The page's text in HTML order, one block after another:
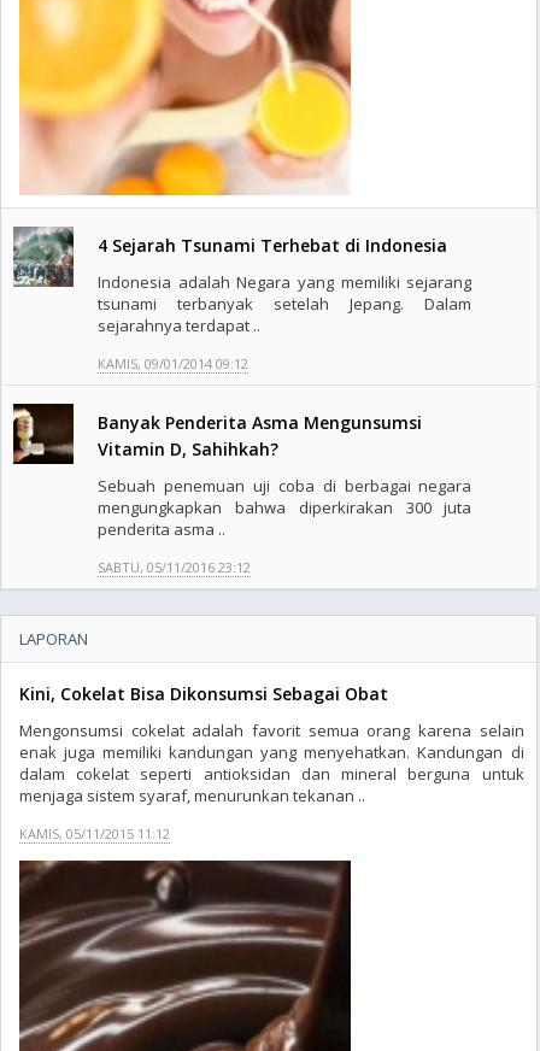
4 Sejarah Tsunami Terhebat di Indonesia
Indonesia adalah Negara yang memiliki sejarang
tsunami terbanyak setelah Jepang. Dalam
sejarahnya terdapat ..
KAMIS, 09/01/2014 09:12
Banyak Penderita Asma Mengunsumsi
Vitamin D, Sahihkah?
Sebuah penemuan uji coba di berbagai negara
mengungkapkan bahwa diperkirakan 300 juta
penderita asma ..
SABTU, 05/11/2016 23:12
LAPORAN
Kini, Cokelat Bisa Dikonsumsi Sebagai Obat
Mengonsumsi cokelat adalah favorit semua orang karena selain
enak juga memiliki kandungan yang menyehatkan. Kandungan di
dalam cokelat seperti antioksidan dan mineral berguna untuk
menjaga sistem syaraf, menurunkan tekanan ..
KAMIS, 05/11/2015 11:12